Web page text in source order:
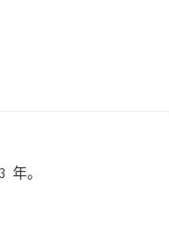
年。